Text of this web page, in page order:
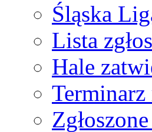
Śląska
Lista
Hale